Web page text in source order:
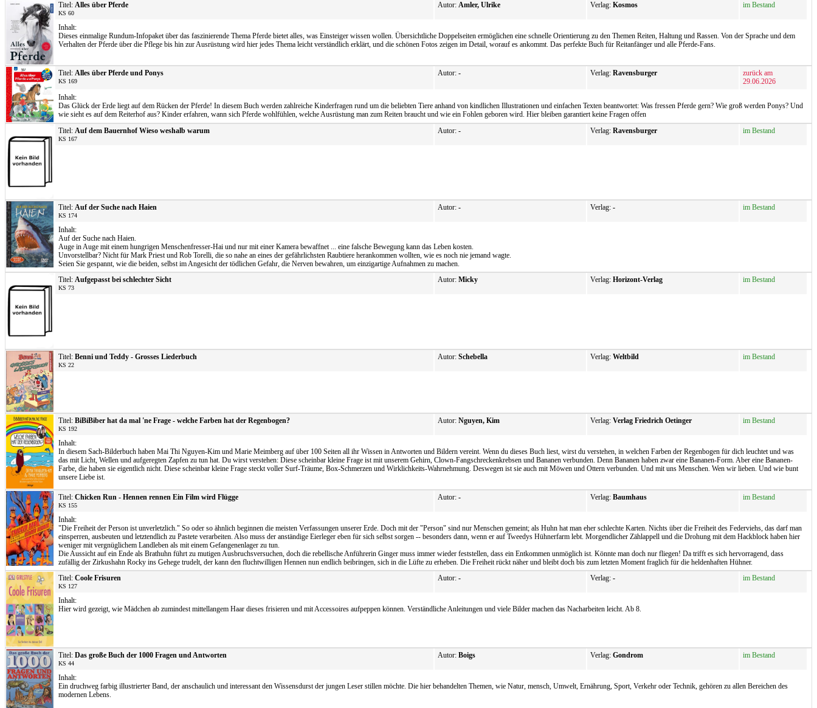
Titel: Alles über Pferde
KS 60
Autor: Amler, Ulrike Verlag: Kosmos im Bestand
Inhalt:
Dieses einmalige Rundum-Infopaket über das faszinierende Thema Pferde bietet alles, was Einsteiger wissen wollen. Übersichtliche Doppelseiten ermöglichen eine schnelle Orientierung zu den Themen Reiten, Haltung und Rassen. Von der Sprache und dem
Verhalten der Pferde über die Pflege bis hin zur Ausrüstung wird hier jedes Thema leicht verständlich erklärt, und die schönen Fotos zeigen im Detail, worauf es ankommt. Das perfekte Buch für Reitanfänger und alle Pferde-Fans.
Titel: Alles über Pferde und Ponys
KS 169
Autor: - Verlag: Ravensburger
zurück am
29.06.2026
Inhalt:
Das Glück der Erde liegt auf dem Rücken der Pferde! In diesem Buch werden zahlreiche Kinderfragen rund um die beliebten Tiere anhand von kindlichen Illustrationen und einfachen Texten beantwortet: Was fressen Pferde gern? Wie groß werden Ponys? Und
wie sieht es auf dem Reiterhof aus? Kinder erfahren, wann sich Pferde wohlfühlen, welche Ausrüstung man zum Reiten braucht und wie ein Fohlen geboren wird. Hier bleiben garantiert keine Fragen offen
Titel: Auf dem Bauernhof Wieso weshalb warum
KS 167
Autor: - Verlag: Ravensburger im Bestand
Titel: Auf der Suche nach Haien
KS 174
Autor: - Verlag: - im Bestand
Inhalt:
Auf der Suche nach Haien.
Auge in Auge mit einem hungrigen Menschenfresser-Hai und nur mit einer Kamera bewaffnet ... eine falsche Bewegung kann das Leben kosten.
Unvorstellbar? Nicht für Mark Priest und Rob Torelli, die so nahe an eines der gefährlichsten Raubtiere herankommen wollten, wie es noch nie jemand wagte.
Seien Sie gespannt, wie die beiden, selbst im Angesicht der tödlichen Gefahr, die Nerven bewahren, um einzigartige Aufnahmen zu machen.
Titel: Aufgepasst bei schlechter Sicht
KS 73
Autor: Micky Verlag: Horizont-Verlag im Bestand
Titel: Benni und Teddy - Grosses Liederbuch
KS 22
Autor: Schebella Verlag: Weltbild im Bestand
Titel: BiBiBiber hat da mal 'ne Frage - welche Farben hat der Regenbogen?
KS 192
Autor: Nguyen, Kim Verlag: Verlag Friedrich Oetinger im Bestand
Inhalt:
In diesem Sach-Bilderbuch haben Mai Thi Nguyen-Kim und Marie Meimberg auf über 100 Seiten all ihr Wissen in Antworten und Bildern vereint. Wenn du dieses Buch liest, wirst du verstehen, in welchen Farben der Regenbogen für dich leuchtet und was
das mit Licht, Wellen und aufgeregten Zapfen zu tun hat. Du wirst verstehen: Diese scheinbar kleine Frage ist mit unserem Gehirn, Clown-Fangschreckenkrebsen und Bananen verbunden. Denn Bananen haben zwar eine Bananen-Form. Aber eine Bananen-
Farbe, die haben sie eigentlich nicht. Diese scheinbar kleine Frage steckt voller Surf-Träume, Box-Schmerzen und Wirklichkeits-Wahrnehmung. Deswegen ist sie auch mit Möwen und Ottern verbunden. Und mit uns Menschen. Wen wir lieben. Und wie bunt
unsere Liebe ist.
Titel: Chicken Run - Hennen rennen Ein Film wird Flügge
KS 155
Autor: - Verlag: Baumhaus im Bestand
Inhalt:
"Die Freiheit der Person ist unverletzlich." So oder so ähnlich beginnen die meisten Verfassungen unserer Erde. Doch mit der "Person" sind nur Menschen gemeint; als Huhn hat man eher schlechte Karten. Nichts über die Freiheit des Federviehs, das darf man
einsperren, ausbeuten und letztendlich zu Pastete verarbeiten. Also muss der anständige Eierleger eben für sich selbst sorgen -- besonders dann, wenn er auf Tweedys Hühnerfarm lebt. Morgendlicher Zählappell und die Drohung mit dem Hackblock haben hier
weniger mit vergnüglichem Landleben als mit einem Gefangenenlager zu tun.
Die Aussicht auf ein Ende als Brathuhn führt zu mutigen Ausbruchsversuchen, doch die rebellische Anführerin Ginger muss immer wieder feststellen, dass ein Entkommen unmöglich ist. Könnte man doch nur fliegen! Da trifft es sich hervorragend, dass
zufällig der Zirkushahn Rocky ins Gehege trudelt, der kann den fluchtwilligen Hennen nun endlich beibringen, sich in die Lüfte zu erheben. Die Freiheit rückt näher und bleibt doch bis zum letzten Moment fraglich für die heldenhaften Hühner.
Titel: Coole Frisuren
KS 127
Autor: - Verlag: - im Bestand
Inhalt:
Hier wird gezeigt, wie Mädchen ab zumindest mittellangem Haar dieses frisieren und mit Accessoires aufpeppen können. Verständliche Anleitungen und viele Bilder machen das Nacharbeiten leicht. Ab 8.
Titel: Das große Buch der 1000 Fragen und Antworten
KS 44
Autor: Boigs Verlag: Gondrom im Bestand
Inhalt:
Ein druchweg farbig illustrierter Band, der anschaulich und interessant den Wissensdurst der jungen Leser stillen möchte. Die hier behandelten Themen, wie Natur, mensch, Umwelt, Ernährung, Sport, Verkehr oder Technik, gehören zu allen Bereichen des
modernen Lebens.